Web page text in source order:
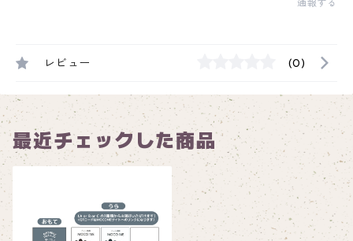
通報する
レビュー (0)
最近チェックした商品